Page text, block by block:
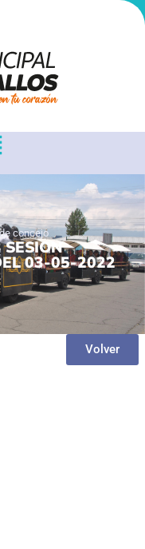
concejo
03-05-2022
Volver